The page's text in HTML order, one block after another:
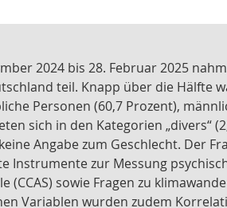
2024 bis 28. Februar 2025
teil. Knapp über die Hälfte
Personen (60,7 Prozent),
sich in den Kategorien „divers“
Angabe zum Geschlecht. Der
Instrumente zur Messung
(CCAS) sowie Fragen zu
Variablen wurden zudem